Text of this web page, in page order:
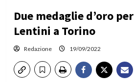
Due medaglie d’oro
Lentini a Torino
Redazione 19/09/2022